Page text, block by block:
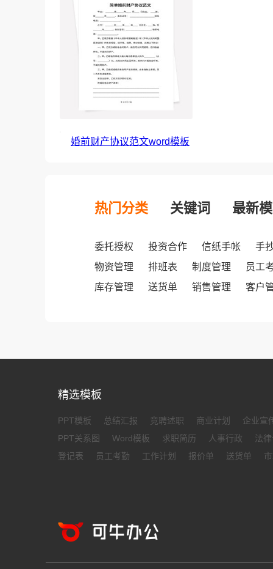
婚前财产协议范文word模板
热门分类 关键词 最新
委托授权 投资合作 信纸手帐
手
物资管理
排班表 制度管理
员工
库存管理
送货单 销售管理 客户
精选模板
PPT模板 总结汇报 竞聘述职 商业计划
企业宣
PPT关系图
Word模板 求职简历 人事行政
法
登记表
员工考勤 工作计划 报价单 送货单